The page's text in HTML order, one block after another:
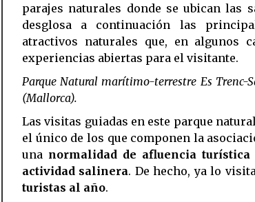
parajes naturales donde se ubican las
desglosa a continuación las
atractivos naturales que, en algunos
experiencias abiertas para el visitante.
Parque Natural marítimo-terrestre Es Trenc-
(Mallorca).
Las visitas guiadas en este parque
el único de los que componen la
una normalidad de afluencia
actividad salinera. De hecho, ya lo
turistas al año.